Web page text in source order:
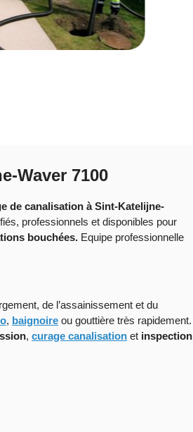
Waver 7100
de canalisation à Sint-Katelijne-
professionnels et disponibles pour
bouchées. Equipe professionnelle
de l’assainissement et du
, baignoire ou gouttière très rapidement.
, curage canalisation et inspection